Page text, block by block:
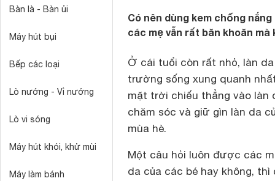
Bàn là - Bàn ủi
Máy hút bụi
Bếp các loại
Lò nướng - Vỉ nướng
Lò vi sóng
Máy hút khói, khử mùi
Máy làm bánh
Có nên dùng kem chống
các mẹ vẫn rất băn khoăn
Ở cái tuổi còn rất nhỏ, làn
trường sống xung quanh
mặt trời chiếu thẳng vào làn
chăm sóc và giữ gìn làn da
mùa hè.
Một câu hỏi luôn được các
da của các bé hay không,